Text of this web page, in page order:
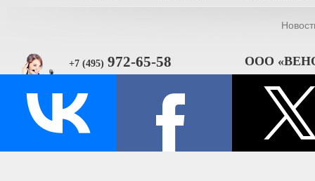
+7 (495) 972-65-58 ООО
ИНН
© Производство уплотнителей и профилей 2026.